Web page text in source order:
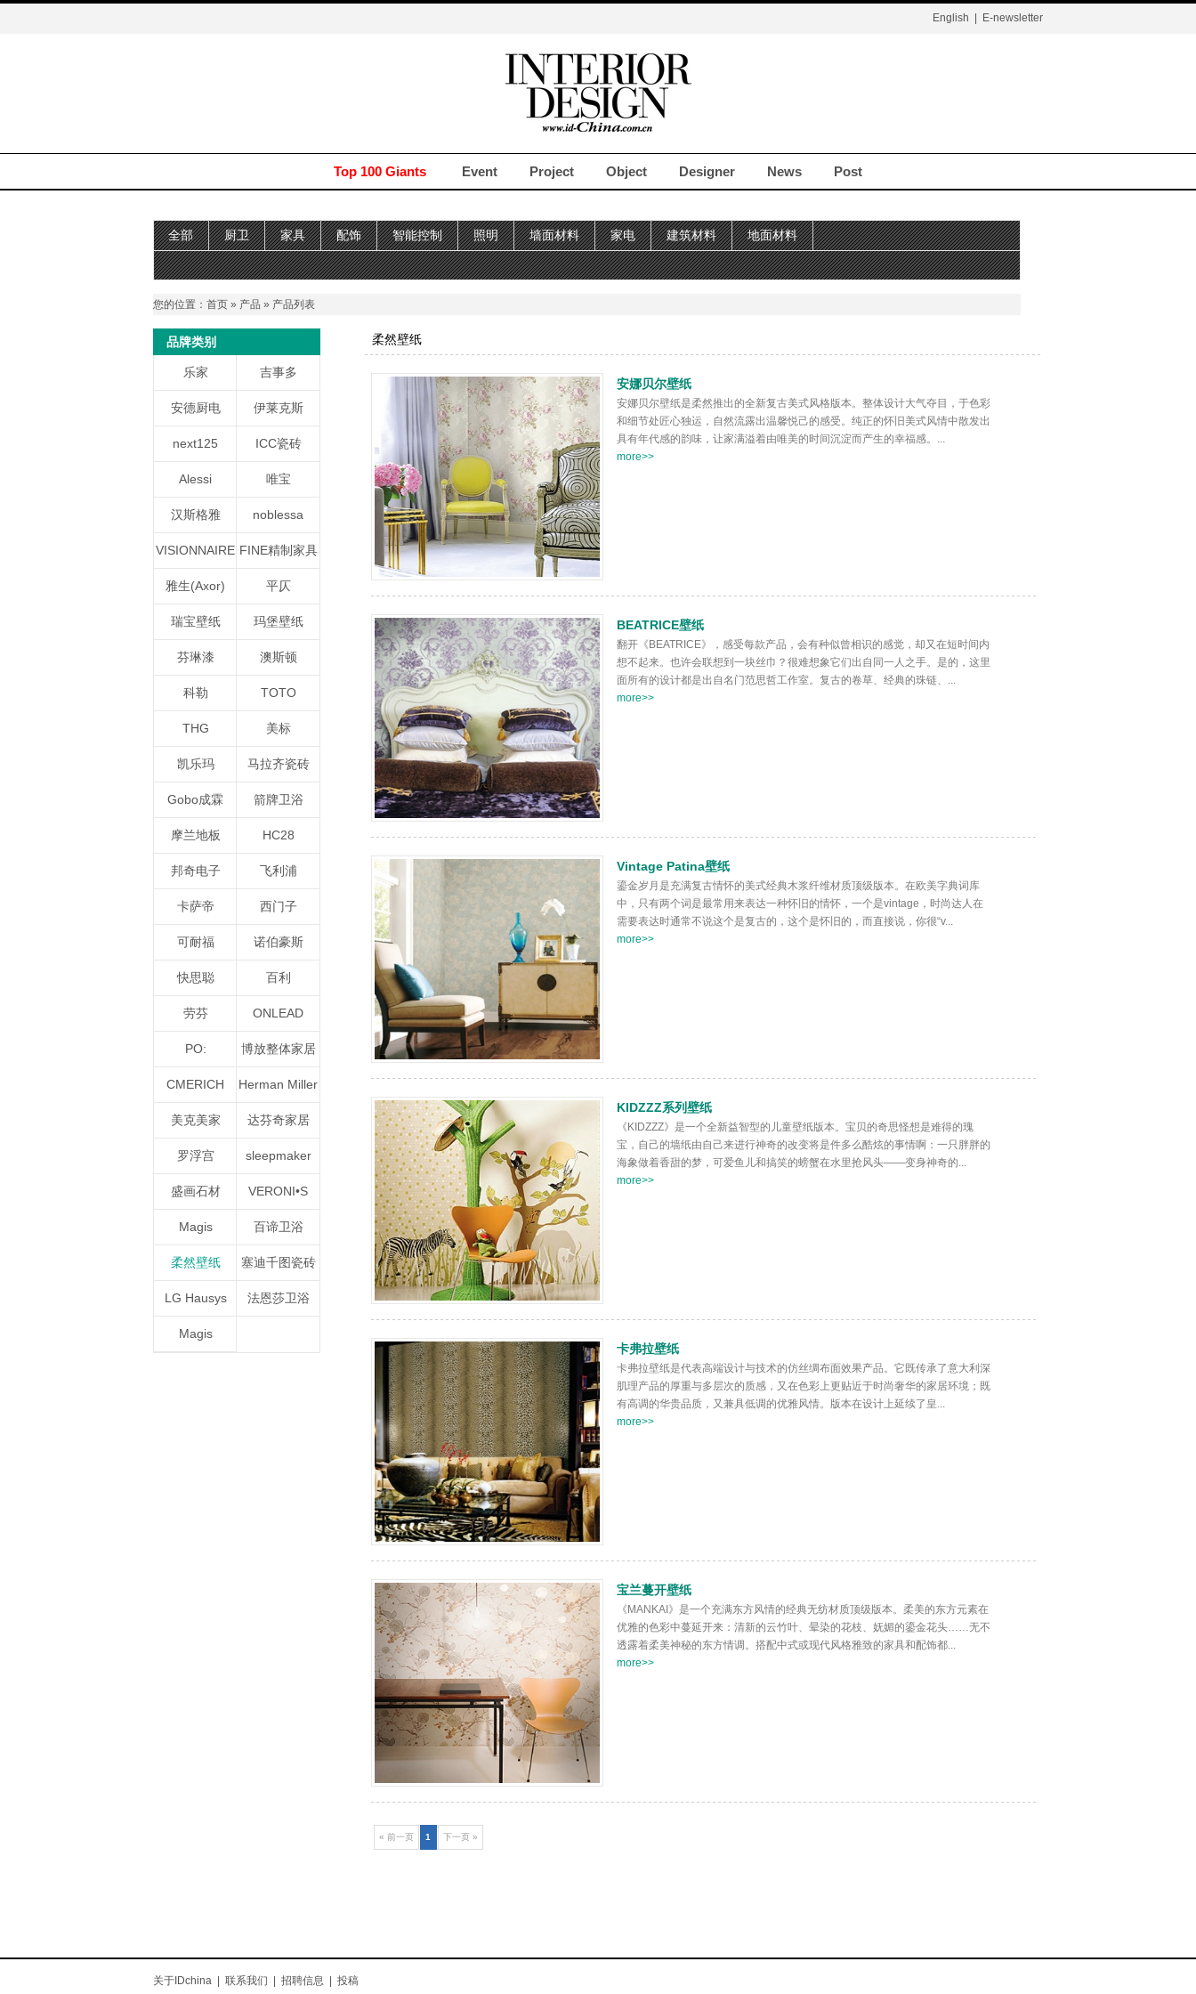
English E-newsletter
Top 100 Giants Event Project Object Designer News Post
全部 厨卫 家具 配饰 智能控制 照明 墙面材料 家电 建筑材料 地面材料
您的位置： 首页 » 产品 » 产品列表
品牌类别
乐家 吉事多
安德厨电 伊莱克斯
next125 ICC瓷砖
Alessi 唯宝
汉斯格雅 noblessa
VISIONNAIRE FINE精制家具
雅生(Axor) 平仄
瑞宝壁纸 玛堡壁纸
芬琳漆 澳斯顿
科勒 TOTO
THG 美标
凯乐玛 马拉齐瓷砖
Gobo成霖 箭牌卫浴
摩兰地板 HC28
邦奇电子 飞利浦
卡萨帝 西门子
可耐福 诺伯豪斯
快思聪 百利
劳芬 ONLEAD
PO: 博放整体家居
CMERICH Herman Miller
美克美家 达芬奇家居
罗浮宫 sleepmaker
盛画石材 VERONI•S
Magis 百谛卫浴
柔然壁纸 塞迪千图瓷砖
LG Hausys 法恩莎卫浴
Magis
柔然壁纸
安娜贝尔壁纸
安娜贝尔壁纸是柔然推出的全新复古美式风格版本。整体设计大气夺目，于色彩
和细节处匠心独运，自然流露出温馨悦己的感受。纯正的怀旧美式风情中散发出
具有年代感的韵味，让家满溢着由唯美的时间沉淀而产生的幸福感。...
more>>
BEATRICE壁纸
翻开《BEATRICE》，感受每款产品，会有种似曾相识的感觉，却又在短时间内
想不起来。也许会联想到一块丝巾？很难想象它们出自同一人之手。是的，这里
面所有的设计都是出自名门范思哲工作室。复古的卷草、经典的珠链、...
more>>
Vintage Patina壁纸
鎏金岁月是充满复古情怀的美式经典木浆纤维材质顶级版本。在欧美字典词库
中，只有两个词是最常用来表达一种怀旧的情怀，一个是vintage，时尚达人在
需要表达时通常不说这个是复古的，这个是怀旧的，而直接说，你很“v...
more>>
KIDZZZ系列壁纸
《KIDZZZ》是一个全新益智型的儿童壁纸版本。宝贝的奇思怪想是难得的瑰
宝，自己的墙纸由自己来进行神奇的改变将是件多么酷炫的事情啊：一只胖胖的
海象做着香甜的梦，可爱鱼儿和搞笑的螃蟹在水里抢风头——变身神奇的...
more>>
卡弗拉壁纸
卡弗拉壁纸是代表高端设计与技术的仿丝绸布面效果产品。它既传承了意大利深
肌理产品的厚重与多层次的质感，又在色彩上更贴近于时尚奢华的家居环境；既
有高调的华贵品质，又兼具低调的优雅风情。版本在设计上延续了皇...
more>>
宝兰蔓开壁纸
《MANKAI》是一个充满东方风情的经典无纺材质顶级版本。柔美的东方元素在
优雅的色彩中蔓延开来：清新的云竹叶、晕染的花枝、妩媚的鎏金花头……无不
透露着柔美神秘的东方情调。搭配中式或现代风格雅致的家具和配饰都...
more>>
« 前一页 1 下一页 »
关于IDchina | 联系我们 | 招聘信息 | 投稿